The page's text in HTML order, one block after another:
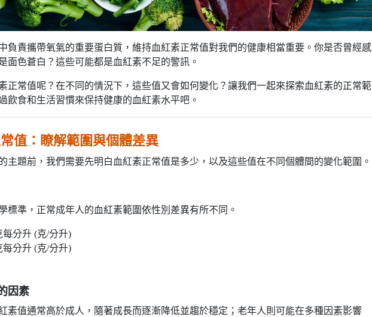
負責攜帶氧氣的重要蛋白質，維持血紅素正常值對我們的健康相當重要。你是否曾經感
面色蒼白？這些可能都是血紅素不足的警訊。
正常值呢？在不同的情況下，這些值又會如何變化？讓我們一起來探索血紅素的正常範
飲食和生活習慣來保持健康的血紅素水平吧。
值：瞭解範圍與個體差異
主題前，我們需要先明白血紅素正常值是多少，以及這些值在不同個體間的變化範圍。
標準，正常成年人的血紅素範圍依性別差異有所不同。
每分升 (克/分升)
每分升 (克/分升)
因素
素值通常高於成人，隨著成長而逐漸降低並趨於穩定；老年人則可能在多種因素影響